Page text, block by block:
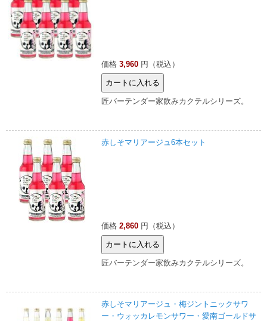
価格 3,960 円（税込）
匠バーテンダー家飲みカクテルシリーズ。
赤しそマリアージュ6本セット
価格 2,860 円（税込）
匠バーテンダー家飲みカクテルシリーズ。
赤しそマリアージュ・梅ジントニックサワ
ー・ウォッカレモンサワー・愛南ゴールドサ